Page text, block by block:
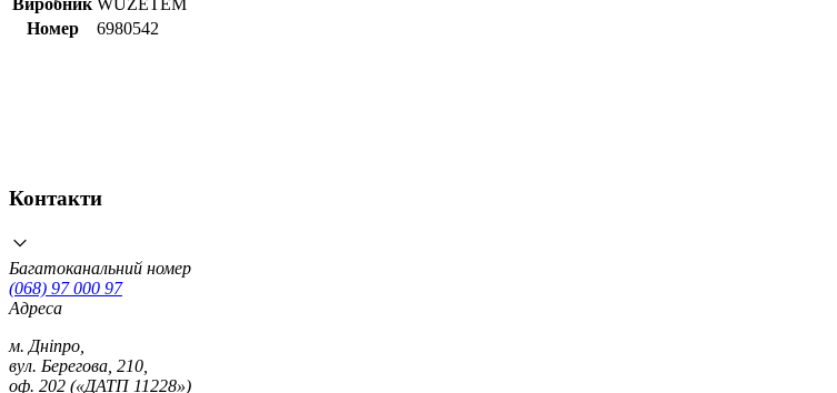
Номер
6980542
Контакти
Багатоканальний номер
(068) 97 000 97
Адреса
м. Дніпро,
вул. Берегова, 210,
оф. 202 («ДАТП 11228»)